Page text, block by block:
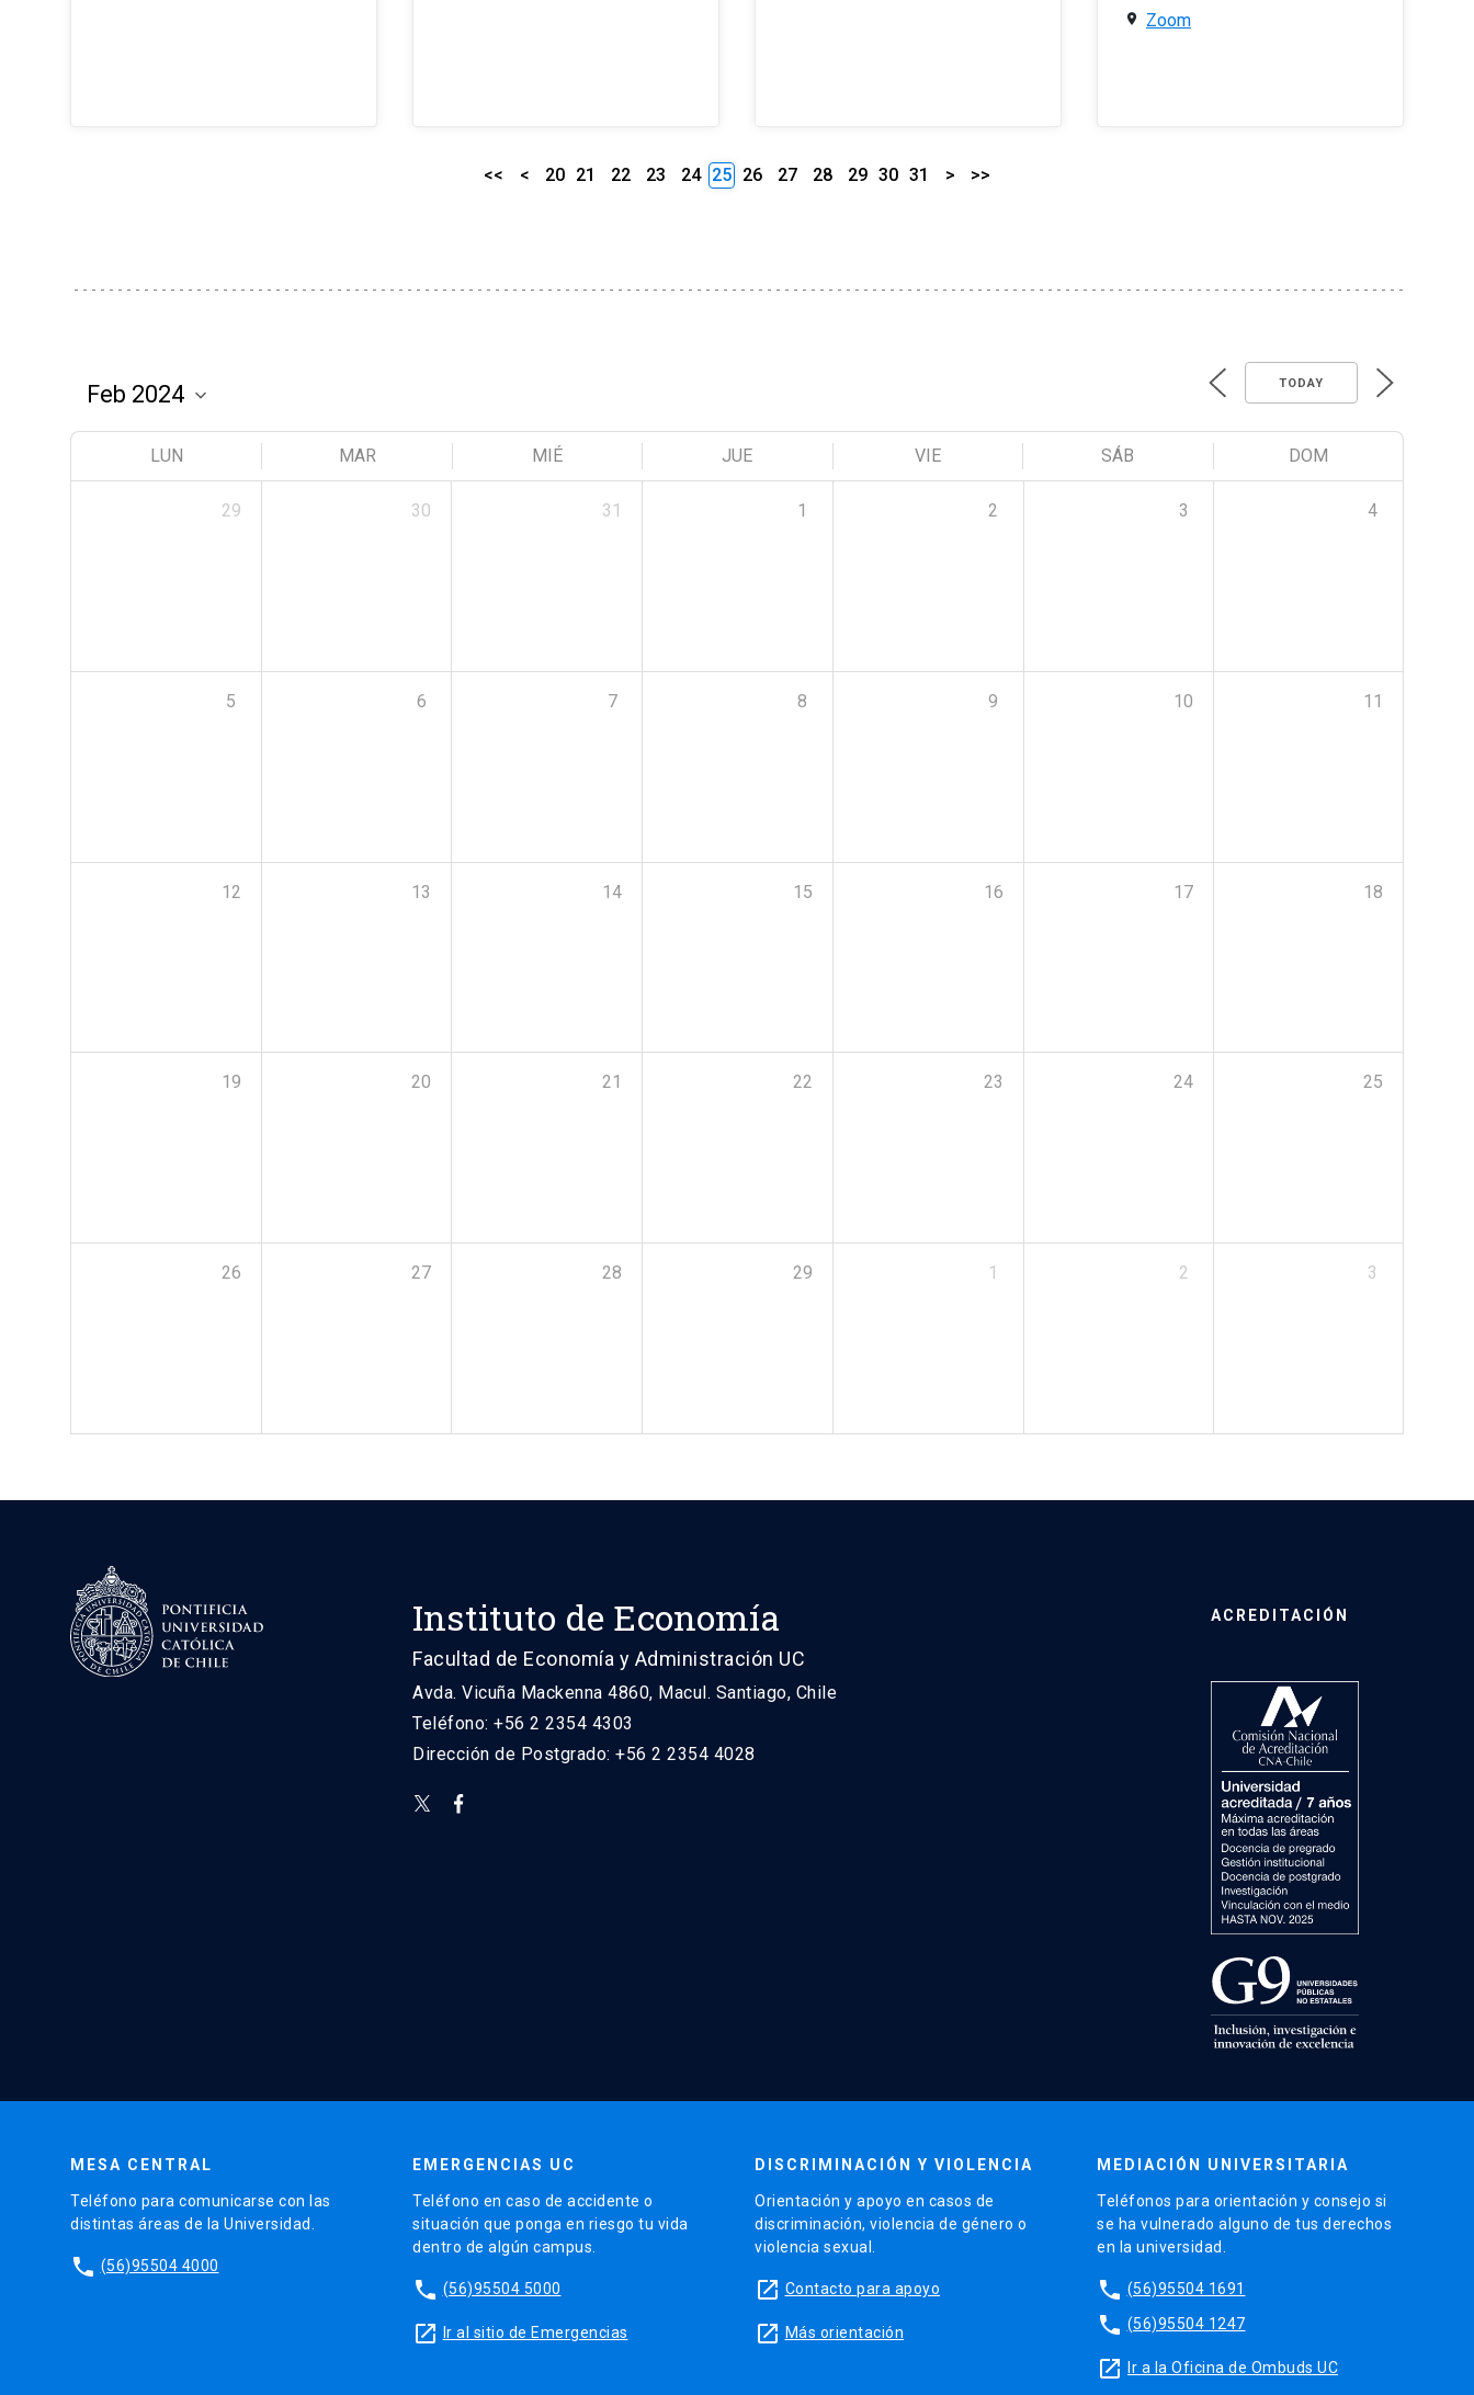
Zoom
<< < 20 21 22 23 24 25 26 27 28 29 30 31 > >>
TODAY
LUN MAR MIÉ JUE VIE SÁB DOM
29 30 31 1 2 3 4
5 6 7 8 9 10 11
12 13 14 15 16 17 18
19 20 21 22 23 24 25
26 27 28 29 1 2 3
Instituto de Economía
Facultad de Economía y Administración UC
Avda. Vicuña Mackenna 4860, Macul. Santiago, Chile
Teléfono: +56 2 2354 4303
Dirección de Postgrado: +56 2 2354 4028
ACREDITACIÓN
MESA CENTRAL
Teléfono para comunicarse con las
distintas áreas de la Universidad.
phone (56)95504 4000
EMERGENCIAS UC
Teléfono en caso de accidente o
situación que ponga en riesgo tu vida
dentro de algún campus.
phone (56)95504 5000
launch Ir al sitio de Emergencias
DISCRIMINACIÓN Y VIOLENCIA
Orientación y apoyo en casos de
discriminación, violencia de género o
violencia sexual.
launch Contacto para apoyo
launch Más orientación
MEDIACIÓN UNIVERSITARIA
Teléfonos para orientación y consejo si
se ha vulnerado alguno de tus derechos
en la universidad.
phone (56)95504 1691
phone (56)95504 1247
launch Ir a la Oficina de Ombuds UC